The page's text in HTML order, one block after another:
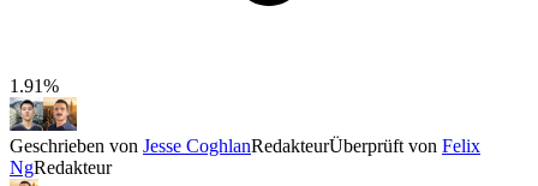
1.91%
Geschrieben von Jesse CoghlanRedakteurÜberprüft von Felix
NgRedakteur